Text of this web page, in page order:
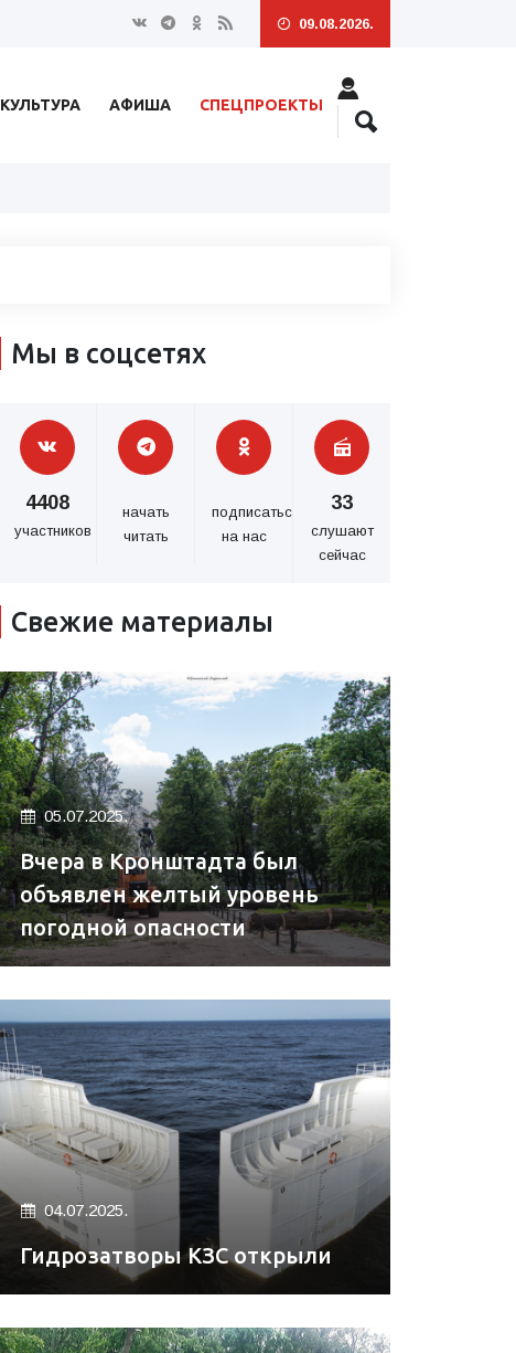
09.08.2026.
КУЛЬТУРА АФИША СПЕЦПРОЕКТЫ
Мы в соцсетях
4408
участников
начать
читать
подписаться
на нас
33
слушают
сейчас
Свежие материалы
05.07.2025.
Вчера в Кронштадта был
объявлен желтый уровень
погодной опасности
04.07.2025.
Гидрозатворы КЗС открыли